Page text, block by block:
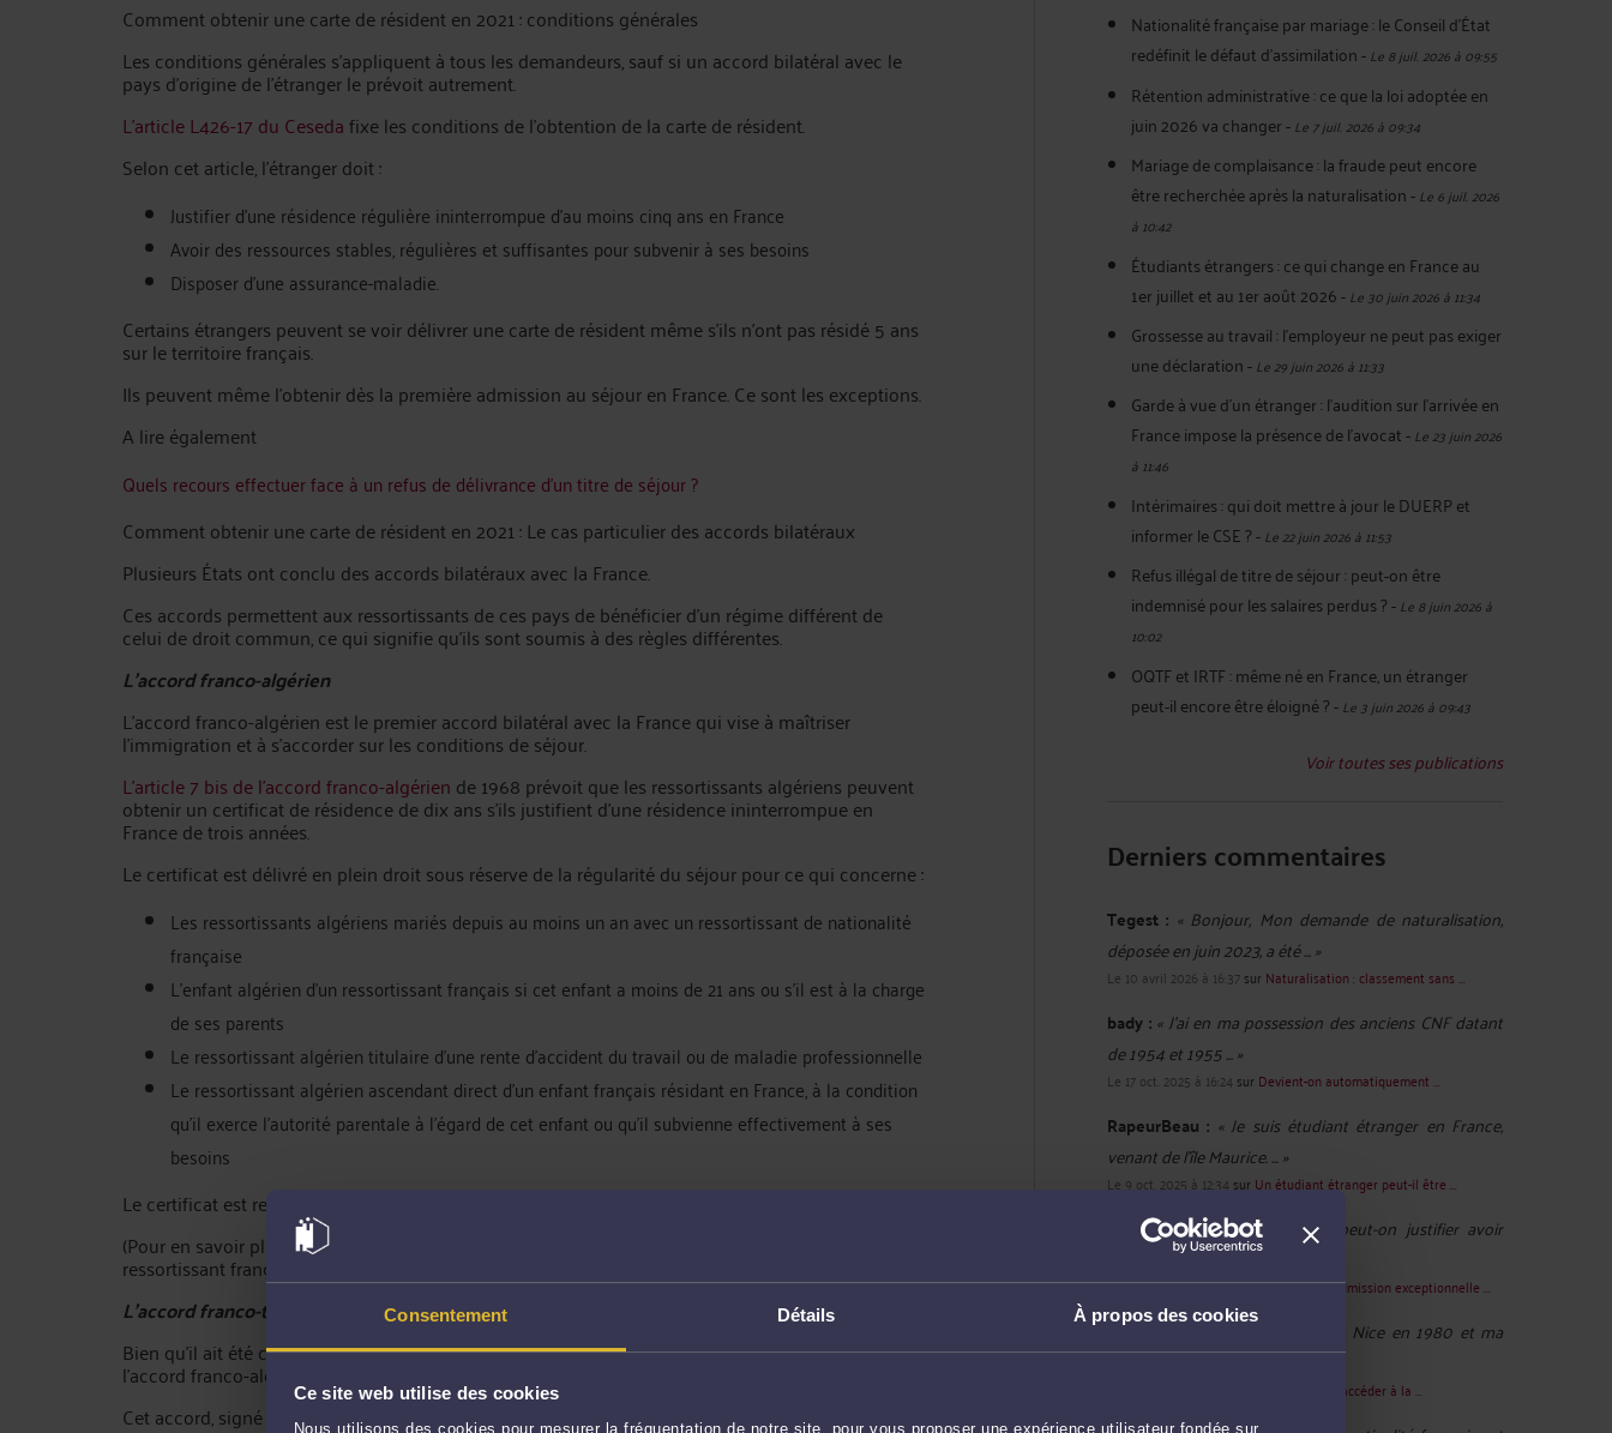
Consentement Détails À propos des cookies
Ce site web utilise des cookies
Nous utilisons des cookies pour mesurer la fréquentation de notre site, pour vous proposer une expérience utilisateur fondée sur
Comment obtenir une carte de résident en 2021 : conditions générales
Les conditions générales s’appliquent à tous les demandeurs, sauf si un accord bilatéral avec le
pays d’origine de l’étranger le prévoit autrement.
L’article L426-17 du Cesedafixe les conditions de l’obtention de la carte de résident.
Selon cet article, l’étranger doit :
Justifier d’une résidence régulière ininterrompue d’au moins cinq ans en France
Avoir des ressources stables, régulières et suffisantes pour subvenir à ses besoins
Disposer d’une assurance-maladie.
Certains étrangers peuvent se voir délivrer une carte de résident même s’ils n’ont pas résidé 5 ans
sur le territoire français.
Ils peuvent même l’obtenir dès la première admission au séjour en France. Ce sont les exceptions.
A lire également
Quels recours effectuer face à un refus de délivrance d’un titre de séjour ?
Comment obtenir une carte de résident en 2021 : Le cas particulier des accords bilatéraux
Plusieurs États ont conclu des accords bilatéraux avec la France.
Ces accords permettent aux ressortissants de ces pays de bénéficier d’un régime différent de
celui de droit commun, ce qui signifie qu’ils sont soumis à des règles différentes.
L’accord franco-algérien
L’accord franco-algérien est le premier accord bilatéral avec la France qui vise à maîtriser
l’immigration et à s’accorder sur les conditions de séjour.
L’article 7 bis de l’accord franco-algérien de 1968 prévoit que les ressortissants algériens peuvent
obtenir un certificat de résidence de dix ans s’ils justifient d’une résidence ininterrompue en
France de trois années.
Le certificat est délivré en plein droit sous réserve de la régularité du séjour pour ce qui concerne :
Les ressortissants algériens mariés depuis au moins un an avec un ressortissant de nationalité
française
L’enfant algérien d’un ressortissant français si cet enfant a moins de 21 ans ou s’il est à la charge
de ses parents
Le ressortissant algérien titulaire d’une rente d’accident du travail ou de maladie professionnelle
Le ressortissant algérien ascendant direct d’un enfant français résidant en France, à la condition
qu’il exerce l’autorité parentale à l’égard de cet enfant ou qu’il subvienne effectivement à ses
besoins
Le certificat est renouvelé automatiquement et il autorise son détenteur à travailler.
(Pour en savoir plus si vous êtes un étudiant algérien
ressortissant français, vous trouverez des informations
L’accord franco-tunisien
Bien qu’il ait été conclu plus tard, l’accord franco-tunisien montre quelques similitudes avec
l’accord franco-algérien.
Cet accord, signé en 1988, prévoit que les ressortissants tunisiens résidants régulièrement en
Nationalité française par mariage : le Conseil d’État
redéfinit le défaut d’assimilation-Le 8 juil. 2026 à 09:55
Rétention administrative : ce que la loi adoptée en
juin 2026 va changer-Le 7 juil. 2026 à 09:34
Mariage de complaisance : la fraude peut encore
être recherchée après la naturalisation-Le 6 juil. 2026
à 10:42
Étudiants étrangers : ce qui change en France au
1er juillet et au 1er août 2026-Le 30 juin 2026 à 11:34
Grossesse au travail : l’employeur ne peut pas exiger
une déclaration-Le 29 juin 2026 à 11:33
Garde à vue d’un étranger : l’audition sur l’arrivée en
France impose la présence de l’avocat-Le 23 juin 2026
à 11:46
Intérimaires : qui doit mettre à jour le DUERP et
informer le CSE ?-Le 22 juin 2026 à 11:53
Refus illégal de titre de séjour : peut-on être
indemnisé pour les salaires perdus ?-Le 8 juin 2026 à
10:02
OQTF et IRTF : même né en France, un étranger
peut-il encore être éloigné ?-Le 3 juin 2026 à 09:43
Voir toutes ses publications
Derniers commentaires
Tegest : « Bonjour, Mon demande de naturalisation,
déposée en juin 2023, a été ... »
Le 10 avril 2026 à 16:37sur Naturalisation : classement sans ...
bady : « J'ai en ma possession des anciens CNF datant
de 1954 et 1955 ... »
Le 17 oct. 2025 à 16:24 sur Devient-on automatiquement ...
RapeurBeau : « Je suis étudiant étranger en France,
venant de l'île Maurice. ... »
Le 9 oct. 2025 à 12:34 sur Un étudiant étranger peut-il être ...
Candy : « Bonjour, Comment peut-on justifier avoir
travaillé au moins 8 mois ... »
Le 20 févr. 2025 à 14:12surDemander l’admission exceptionnelle ...
Ialami : « Bonjour, Je suis née à Nice en 1980 et ma
mère est née en Tunisie ... »
Les moyens d'accéder à la ...